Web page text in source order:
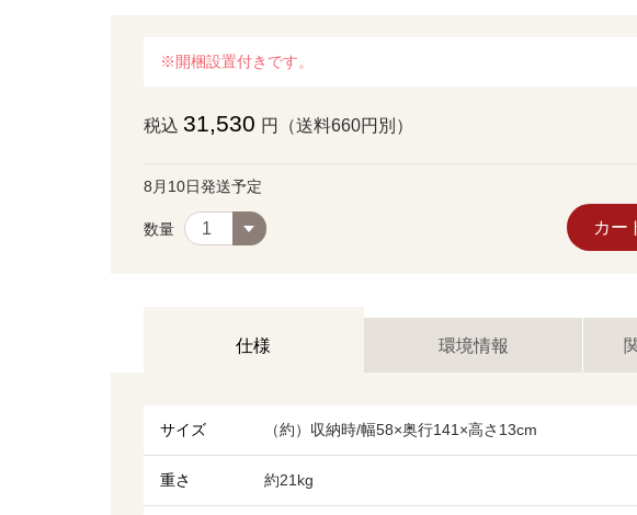
※開梱設置付きです。
税込 31,530 円（送料660円別）
8月10日発送予定
数量 カー
仕様 環境情報
サイズ （約）収納時/幅58×奥行141×高さ13cm
重さ 約21kg